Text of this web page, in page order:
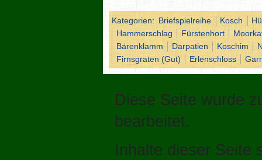
Kategorien: Briefspielreihe Kosch
Hammerschlag
Fürstenhort
Bärenklamm
Darpatien Koschim
Firnsgraten (Gut)
Erlenschloss
Diese Seite wurde
bearbeitet.
Inhalte dieser Seite